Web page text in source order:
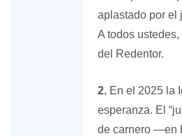
aplastado por el
A todos
del Redentor.
2. En el 2025 la
esperanza. El
de carnero —en
XIV